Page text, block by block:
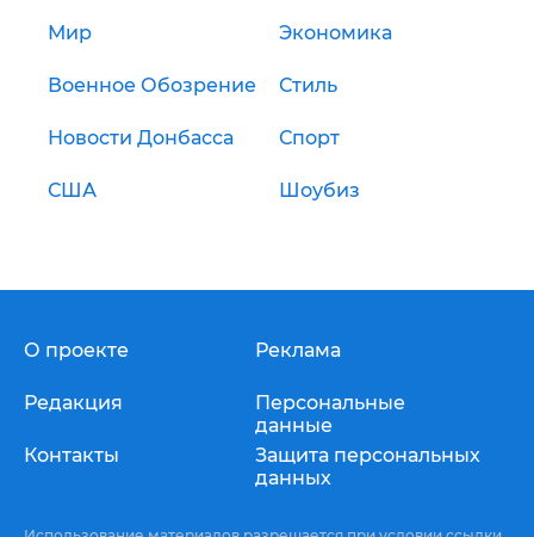
Мир Экономика
Военное Обозрение Стиль
Новости Донбасса Спорт
США Шоубиз
О проекте
Редакция
Контакты
Реклама
Персональные
данные
Защита персональных
данных